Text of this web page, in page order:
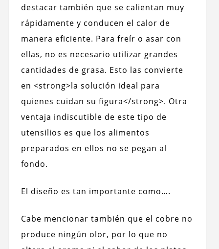
destacar también que se calientan muy
rápidamente y conducen el calor de
manera eficiente. Para freír o asar con
ellas, no es necesario utilizar grandes
cantidades de grasa. Esto las convierte
en <strong>la solución ideal para
quienes cuidan su figura</strong>. Otra
ventaja indiscutible de este tipo de
utensilios es que los alimentos
preparados en ellos no se pegan al
fondo.
El diseño es tan importante como….
Cabe mencionar también que el cobre no
produce ningún olor, por lo que no